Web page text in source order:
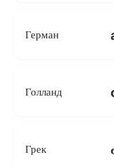
Герман
Голланд
Грек